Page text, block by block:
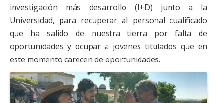
investigación más desarrollo (I+D) junto a la
Universidad, para recuperar al personal cualificado
que ha salido de nuestra tierra por falta de
oportunidades y ocupar a jóvenes titulados que en
este momento carecen de oportunidades.